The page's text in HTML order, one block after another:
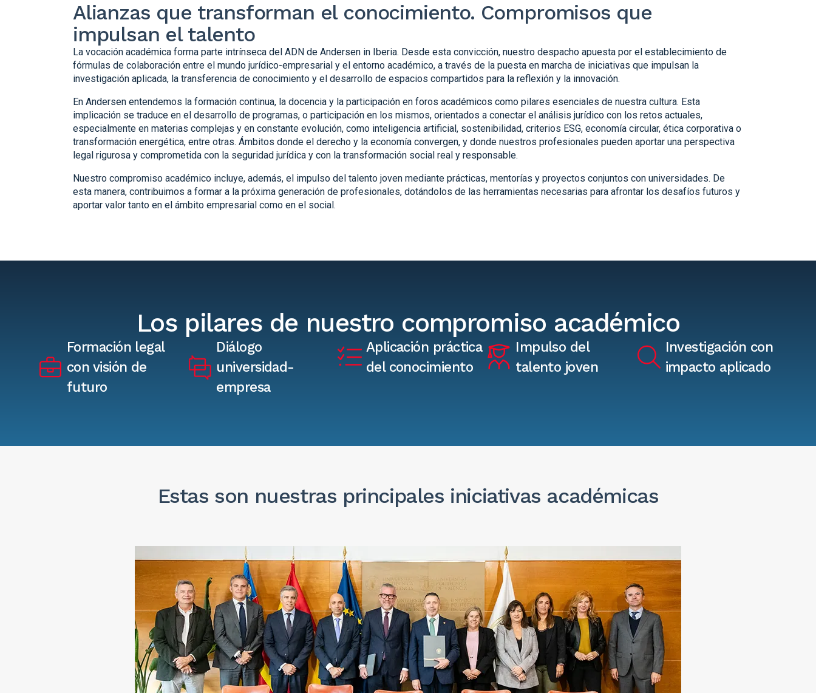
Alianzas que transforman el conocimiento. Compromisos que
impulsan el talento
La vocación académica forma parte intrínseca del ADN de Andersen in Iberia. Desde esta convicción, nuestro despacho apuesta por el establecimiento de
fórmulas de colaboración entre el mundo jurídico-empresarial y el entorno académico, a través de la puesta en marcha de iniciativas que impulsan la
investigación aplicada, la transferencia de conocimiento y el desarrollo de espacios compartidos para la reflexión y la innovación.
En Andersen entendemos la formación continua, la docencia y la participación en foros académicos como pilares esenciales de nuestra cultura. Esta
implicación se traduce en el desarrollo de programas, o participación en los mismos, orientados a conectar el análisis jurídico con los retos actuales,
especialmente en materias complejas y en constante evolución, como inteligencia artificial, sostenibilidad, criterios ESG, economía circular, ética corporativa o
transformación energética, entre otras. Ámbitos donde el derecho y la economía convergen, y donde nuestros profesionales pueden aportar una perspectiva
legal rigurosa y comprometida con la seguridad jurídica y con la transformación social real y responsable.
Nuestro compromiso académico incluye, además, el impulso del talento joven mediante prácticas, mentorías y proyectos conjuntos con universidades. De
esta manera, contribuimos a formar a la próxima generación de profesionales, dotándolos de las herramientas necesarias para afrontar los desafíos futuros y
aportar valor tanto en el ámbito empresarial como en el social.
Los pilares de nuestro compromiso académico
Formación legal
con visión de
futuro
Diálogo
universidad-
empresa
Aplicación práctica
del conocimiento
Impulso del
talento joven
Investigación con
impacto aplicado
Estas son nuestras principales iniciativas académicas